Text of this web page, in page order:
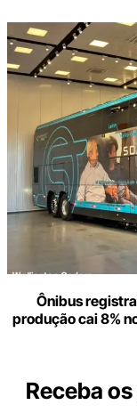
Ônibus
produção cai 8%
Receba